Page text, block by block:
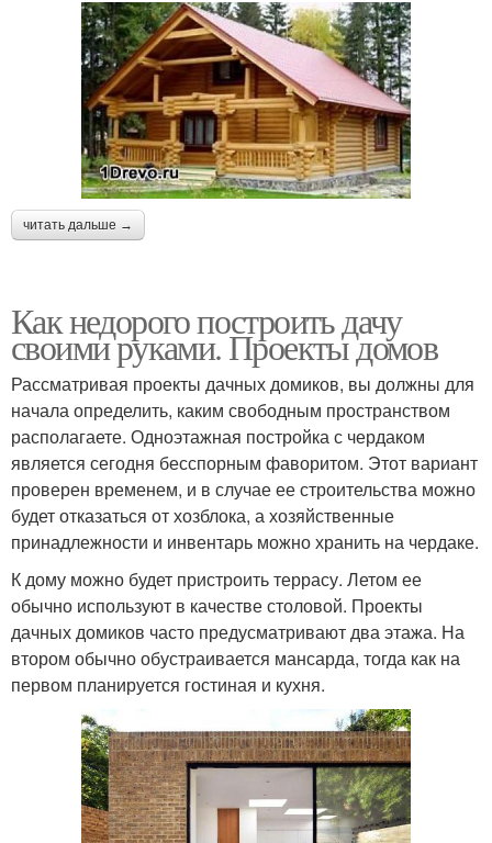
читать дальше →
Как недорого построить дачу
своими руками. Проекты домов
Рассматривая проекты дачных домиков, вы должны для
начала определить, каким свободным пространством
располагаете. Одноэтажная постройка с чердаком
является сегодня бесспорным фаворитом. Этот вариант
проверен временем, и в случае ее строительства можно
будет отказаться от хозблока, а хозяйственные
принадлежности и инвентарь можно хранить на чердаке.
К дому можно будет пристроить террасу. Летом ее
обычно используют в качестве столовой. Проекты
дачных домиков часто предусматривают два этажа. На
втором обычно обустраивается мансарда, тогда как на
первом планируется гостиная и кухня.